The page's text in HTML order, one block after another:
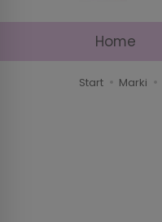
Home
Start Marki